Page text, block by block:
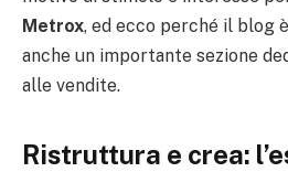
Metrox, ed ecco perché il blog
anche un importante sezione
alle vendite.
Ristruttura e crea: